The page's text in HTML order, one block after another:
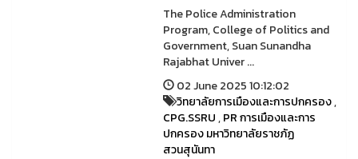
The Police Administration
Program, College of Politics and
Government, Suan Sunandha
Rajabhat Univer ...
02 June 2025 10:12:02
วิทยาลัยการเมืองและการปกครอง,
CPG.SSRU,PR การเมืองและการ
ปกครอง มหาวิทยาลัยราชภัฏ
สวนสุนันทา